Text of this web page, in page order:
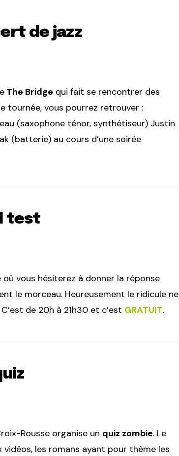
de jazz
The Bridge qui fait se rencontrer des
tournée, vous pourrez retrouver :
(saxophone ténor, synthétiseur) Justin
(batterie) au cours d’une soirée
test
vous hésiterez à donner la réponse
le morceau. Heureusement le ridicule ne
de 20h à 21h30 et c’est GRATUIT.
Rousse organise un quiz zombie. Le
vidéos, les romans ayant pour thème les